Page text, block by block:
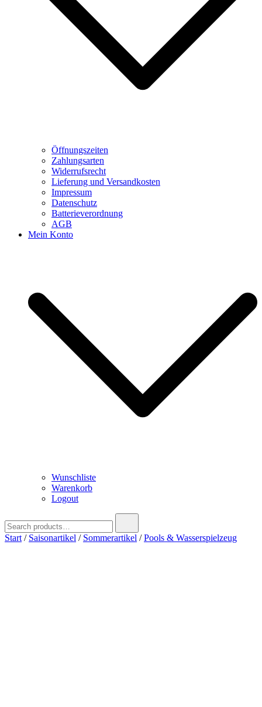
Öffnungszeiten
Zahlungsarten
Widerrufsrecht
Lieferung und Versandkosten
Impressum
Datenschutz
Batterieverordnung
AGB
Mein Konto
Wunschliste
Warenkorb
Logout
for:
Start / Saisonartikel / Sommerartikel /Pools & Wasserspielzeug